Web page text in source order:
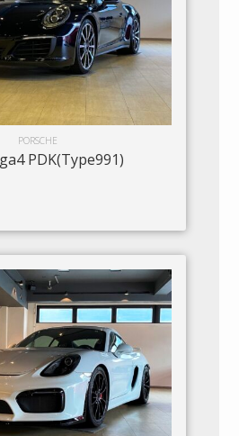
PORSCHE
PDK(Type991)